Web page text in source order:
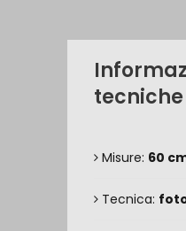
tecniche
Misure: 60
Tecnica: